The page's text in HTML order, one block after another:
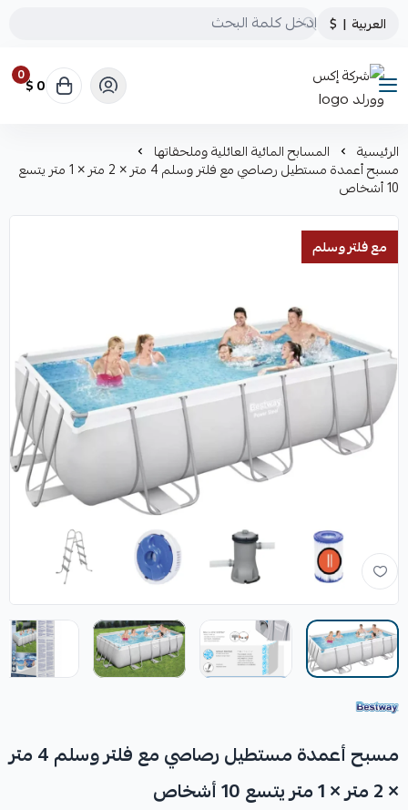
العربية |
$
شركة إكس وورلد
0 0 $
الرئيسية المسابح المائية العائلية وملحقاتها
مسبح أعمدة مستطيل رصاصي مع فلتر وسلم 4 متر × 2 متر × 1 متر يتسع
10 أشخاص
مع فلتر وسلم
مسبح أعمدة مستطيل رصاصي مع فلتر وسلم 4 متر
× 2 متر × 1 متر يتسع 10 أشخاص